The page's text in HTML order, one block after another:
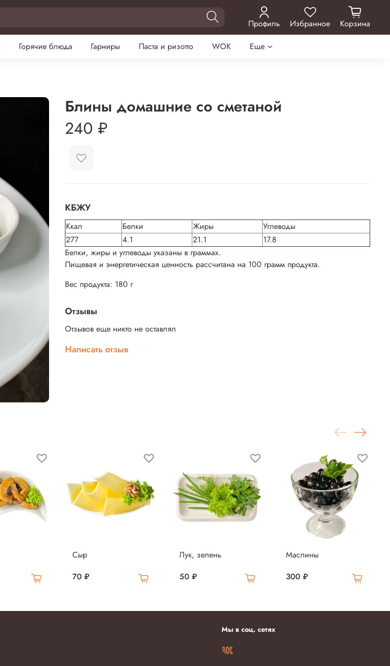
Профиль Избранное
Корзина
Горячие блюда Гарниры Паста и ризотто WOK Еще
Блины домашние со сметаной
240 ₽
КБЖУ
Ккал Белки Жиры
Углеводы
277
4.1 21.1
17.8
Белки, жиры и углеводы указаны в граммах.
Пищевая и энергетическая ценность рассчитана на 100 грамм продукта.
Вес продукта: 180 г
Отзывы
Отзывов еще никто не оставлял
Написать отзыв
Сыр
70 ₽
Лук, зелень
50 ₽
Маслины
300 ₽
Мы в соц. сетях